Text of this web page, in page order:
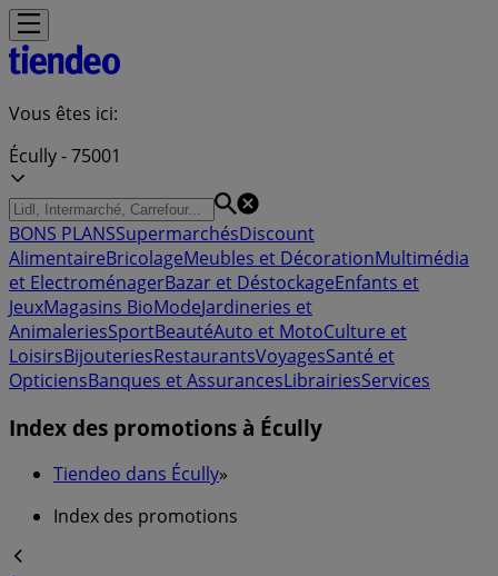
Vous êtes ici:
Écully - 75001
BONS PLANSSupermarchésDiscount
AlimentaireBricolageMeubles et DécorationMultimédia
et ElectroménagerBazar et DéstockageEnfants et
JeuxMagasins BioModeJardineries et
AnimaleriesSportBeautéAuto et MotoCulture et
LoisirsBijouteriesRestaurantsVoyagesSanté et
OpticiensBanques et AssurancesLibrairiesServices
Index des promotions à Écully
Tiendeo dans Écully»
Index des promotions